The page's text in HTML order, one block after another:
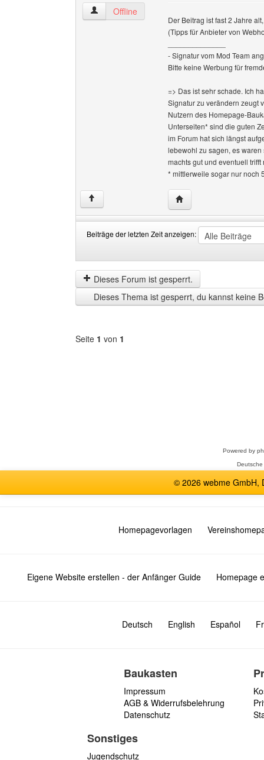
freefunstuff Benutzer-Profile anzeigen
Offline
Der Beitrag ist fast 2 Jahre
(Tipps für Anbieter von
- Signatur vom Mod Team
Bitte keine Werbung für
=> Das ist sehr schade. Ich
Signatur zu verändern zeugt
Nutzern des Homepage-
Unterseiten* sind die guten
im Forum hat sich längst
lebewohl zu sagen, es
machts gut und eventuell
* mittlerweile sogar nur noch
↑ Website dieses
Beiträge der letzten Zeit anzeigen:
der
letzten
Zeit
anzeigen
by
Dieses Forum ist gesperrt.
Dieses Thema ist gesperrt, du kannst keine
Seite 1 von 1
Powered by
© 2026 webme GmbH,
Homepagevorlagen
Eigene Website erstellen - der Anfänger Guide Homepage
Deutsch English Español
Baukasten
Impressum
AGB & Widerrufsbelehrung
Datenschutz
Sonstiges
Jugendschutz